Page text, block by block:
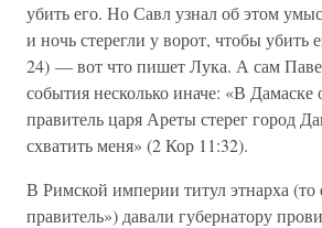
убить его. Но Савл узнал об этом
и ночь стерегли у ворот, чтобы убить
24) — вот что пишет Лука. А сам
события несколько иначе: «В Дамаске
правитель царя Ареты стерег город
схватить меня» (2 Кор 11:32).
В Римской империи титул этнарха (то
правитель») давали губернатору